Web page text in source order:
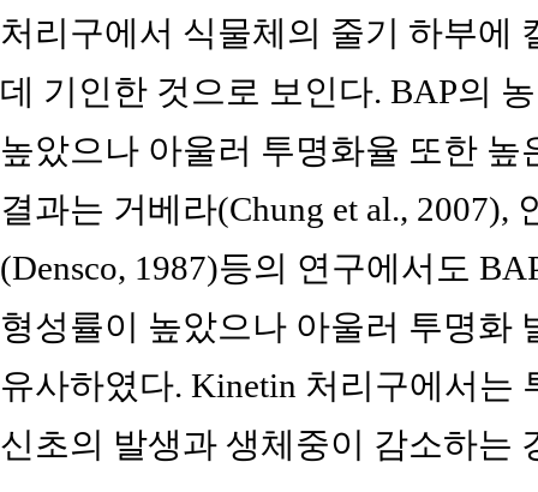
처리구에서 식물체의 줄기 하부에
데 기인한 것으로 보인다. BAP의
높았으나 아울러 투명화율 또한
결과는 거베라(Chung et al., 2007),
(Densco, 1987)등의 연구에서도
형성률이 높았으나 아울러 투명화
유사하였다. Kinetin 처리구에서는
신초의 발생과 생체중이 감소하는